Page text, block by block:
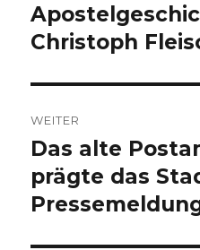
Beitrag:
Christoph
WEITER
Nächster
Beitrag:
Das alte
prägte das